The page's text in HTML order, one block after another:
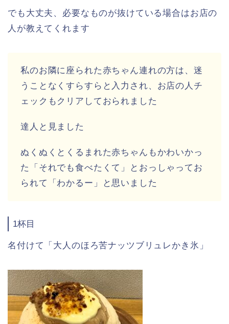
でも大丈夫、必要なものが抜けている場合はお店の
人が教えてくれます
私のお隣に座られた赤ちゃん連れの方は、迷
うことなくすらすらと入力され、お店の人チ
ェックもクリアしておられました
達人と見ました
ぬくぬくとくるまれた赤ちゃんもかわいかっ
た「それでも食べたくて」とおっしゃってお
られて「わかるー」と思いました
1杯目
名付けて「 大人のほろ苦ナッツブリュレかき氷」